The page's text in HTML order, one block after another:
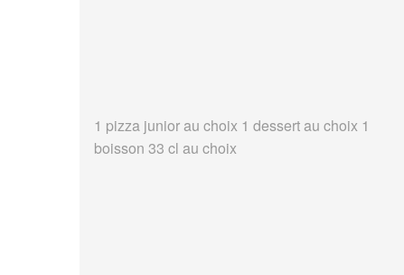
1 pizza junior au choix 1 dessert au choix 1
boisson 33 cl au choix